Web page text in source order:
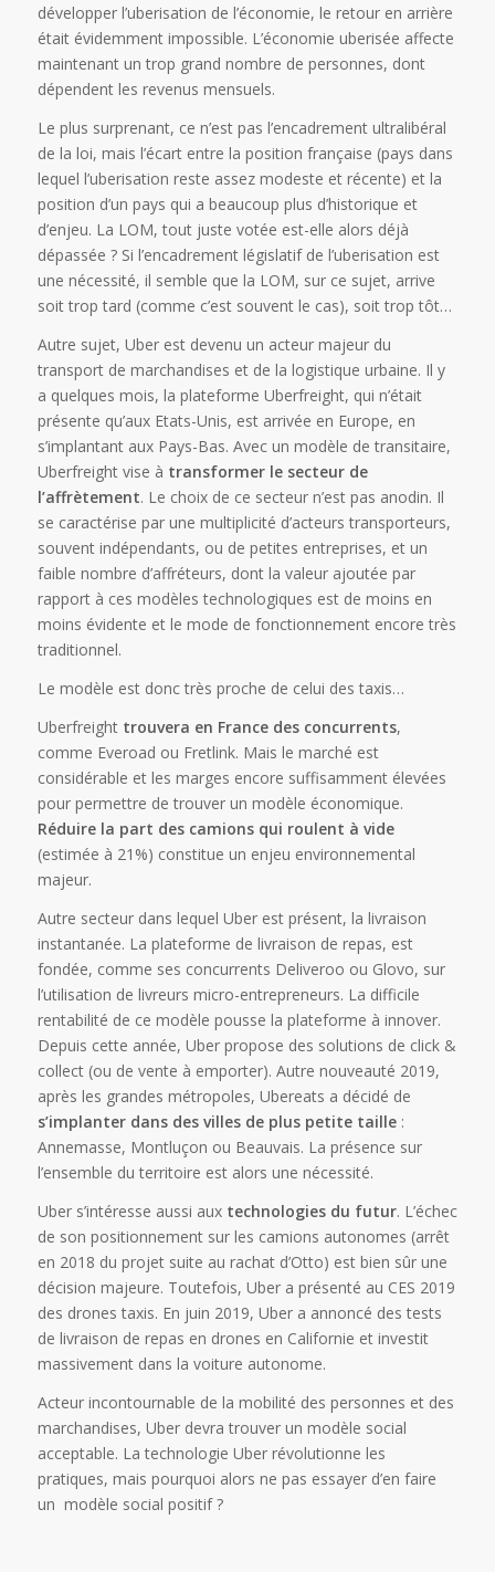
développer l’uberisation de l’économie, le retour en arrière
était évidemment impossible. L’économie uberisée affecte
maintenant un trop grand nombre de personnes, dont
dépendent les revenus mensuels.
Le plus surprenant, ce n’est pas l’encadrement ultralibéral
de la loi, mais l’écart entre la position française (pays dans
lequel l’uberisation reste assez modeste et récente) et la
position d’un pays qui a beaucoup plus d’historique et
d’enjeu. La LOM, tout juste votée est-elle alors déjà
dépassée ? Si l’encadrement législatif de l’uberisation est
une nécessité, il semble que la LOM, sur ce sujet, arrive
soit trop tard (comme c’est souvent le cas), soit trop tôt…
Autre sujet, Uber est devenu un acteur majeur du
transport de marchandises et de la logistique urbaine. Il y
a quelques mois, la plateforme Uberfreight, qui n’était
présente qu’aux Etats-Unis, est arrivée en Europe, en
s’implantant aux Pays-Bas. Avec un modèle de transitaire,
Uberfreight vise à transformer le secteur de
l’affrètement. Le choix de ce secteur n’est pas anodin. Il
se caractérise par une multiplicité d’acteurs transporteurs,
souvent indépendants, ou de petites entreprises, et un
faible nombre d’affréteurs, dont la valeur ajoutée par
rapport à ces modèles technologiques est de moins en
moins évidente et le mode de fonctionnement encore très
traditionnel.
Le modèle est donc très proche de celui des taxis…
Uberfreight trouvera en France des concurrents,
comme Everoad ou Fretlink. Mais le marché est
considérable et les marges encore suffisamment élevées
pour permettre de trouver un modèle économique.
Réduire la part des camions qui roulent à vide
(estimée à 21%) constitue un enjeu environnemental
majeur.
Autre secteur dans lequel Uber est présent, la livraison
instantanée. La plateforme de livraison de repas, est
fondée, comme ses concurrents Deliveroo ou Glovo, sur
l’utilisation de livreurs micro-entrepreneurs. La difficile
rentabilité de ce modèle pousse la plateforme à innover.
Depuis cette année, Uber propose des solutions de click &
collect (ou de vente à emporter). Autre nouveauté 2019,
après les grandes métropoles, Ubereats a décidé de
s’implanter dans des villes de plus petite taille:
Annemasse, Montluçon ou Beauvais. La présence sur
l’ensemble du territoire est alors une nécessité.
Uber s’intéresse aussi aux technologies du futur. L’échec
de son positionnement sur les camions autonomes (arrêt
en 2018 du projet suite au rachat d’Otto) est bien sûr une
décision majeure. Toutefois, Uber a présenté au CES 2019
des drones taxis. En juin 2019, Uber a annoncé des tests
de livraison de repas en drones en Californie et investit
massivement dans la voiture autonome.
Acteur incontournable de la mobilité des personnes et des
marchandises, Uber devra trouver un modèle social
acceptable. La technologie Uber révolutionne les
pratiques, mais pourquoi alors ne pas essayer d’en faire
un modèle social positif ?